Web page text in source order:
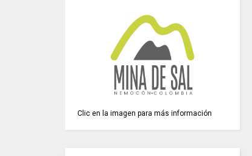
Clic en la imagen para más información